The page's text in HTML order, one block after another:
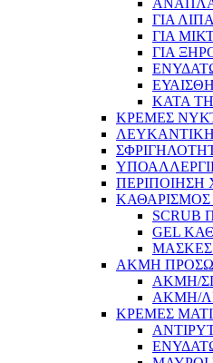
ΓΙΑ
ΓΙΑ
ΓΙΑ
ΚΑΤΑ
ΚΡΕΜΕΣ
ΛΕΥΚΑΝΤΙΚΗ
ΠΕΡΙΠΟΙΗΣΗ
SCRUB
GEL
ΑΚΜΗ
ΑΚΜΗ/
ΑΚΜΗ/
ΚΡΕΜΕΣ